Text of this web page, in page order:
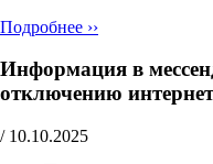
Подробнее ››
Информация в
отключению
/ 10.10.2025